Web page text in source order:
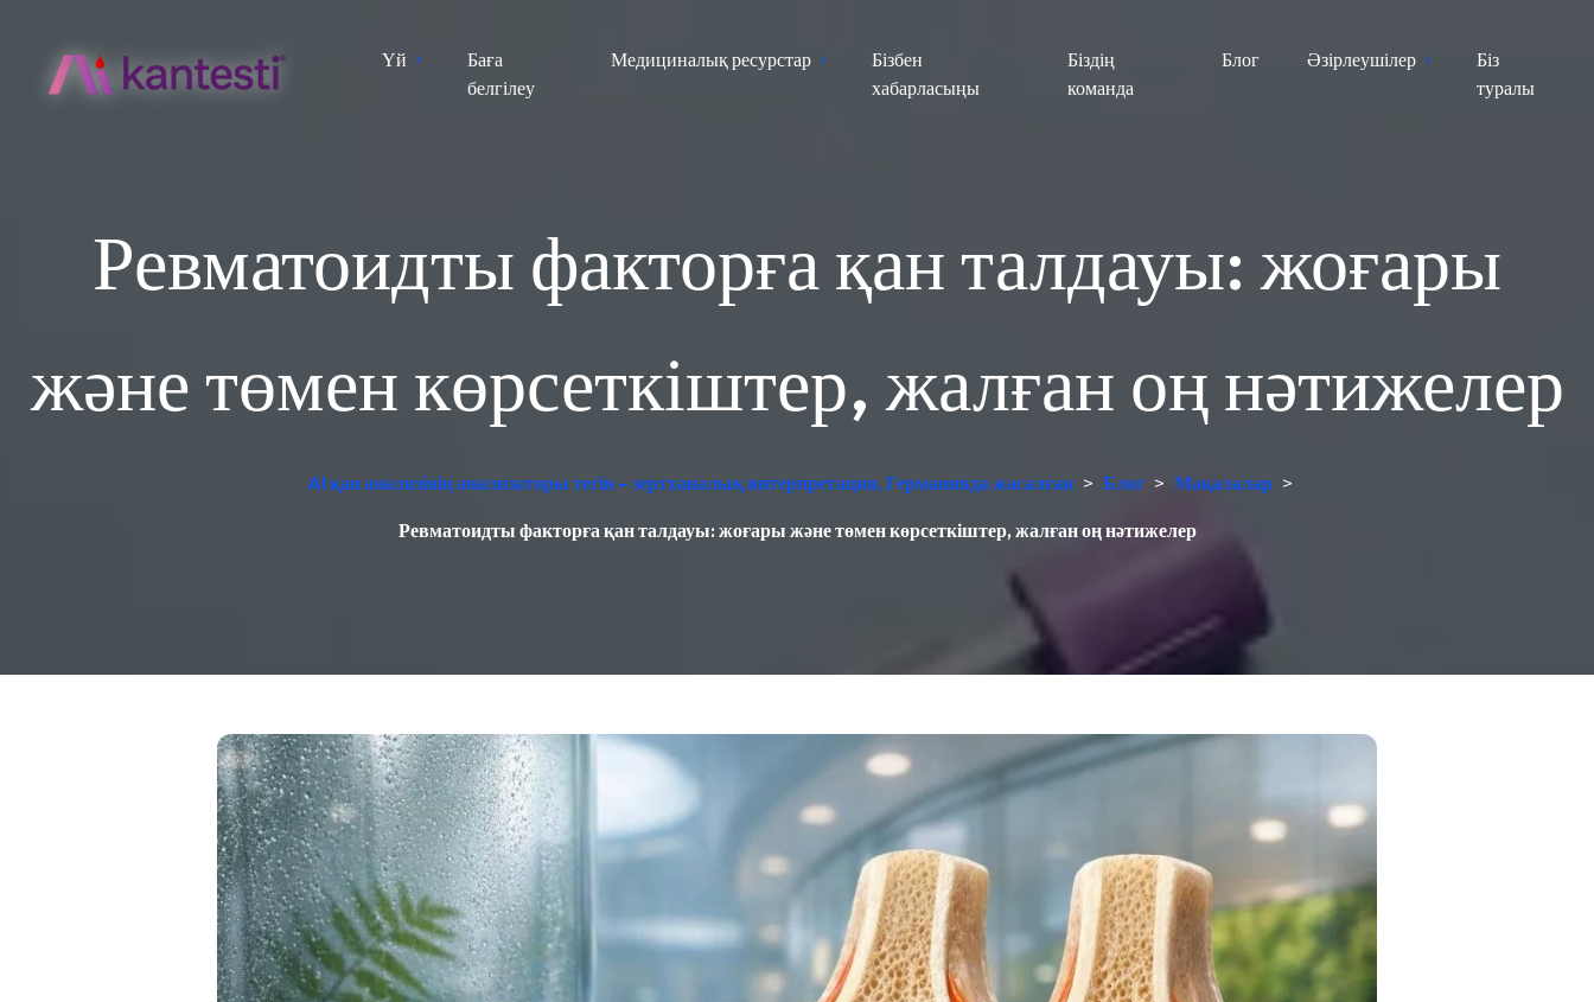
Үй
Баға
белгілеу
Медициналық ресурстар
Бізбен
хабарласыңы
Біздің
команда
Блог Әзірлеушілер
Біз
туралы
Ревматоидты факторға қан талдауы: жоғары
және төмен көрсеткіштер, жалған оң нәтижелер
AI қан анализінің анализаторы тегін – зертханалық интерпретация, Германияда жасалған > Блог > Мақалалар >
Ревматоидты факторға қан талдауы: жоғары және төмен көрсеткіштер, жалған оң нәтижелер